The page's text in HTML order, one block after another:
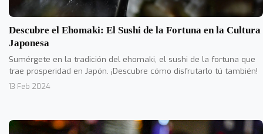
Descubre el Ehomaki: El Sushi de la Fortuna en la Cultura
Japonesa
Sumérgete en la tradición del ehomaki, el sushi de la fortuna que
trae prosperidad en Japón. ¡Descubre cómo disfrutarlo tú también!
13 Feb 2024